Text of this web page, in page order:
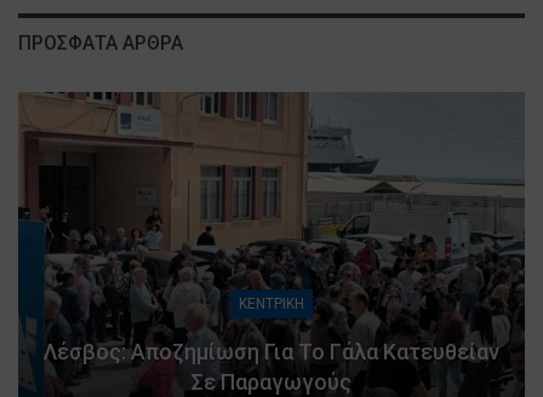
ΠΡΟΣΦΑΤΑ ΑΡΘΡΑ
ΚΕΝΤΡΙΚΗ
Λέσβος: Αποζημίωση Για Το Γάλα Κατευθείαν
Σε Παραγωγούς